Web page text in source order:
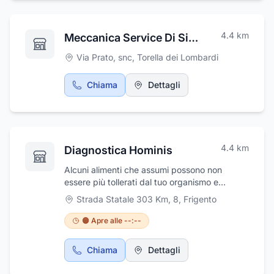
Meccanica Service Di Sicuranza Mosè Aci Global Soccorso Stradale 4.4 km
Via Prato, snc, Torella dei Lombardi
Chiama Dettagli
Diagnostica Hominis 4.4 km
Alcuni alimenti che assumi possono non
essere più tollerati dal tuo organismo e
causarti dei malesseri: mal di stomaco, cattiva
digestione, colon irritabile, stipsi/diarrea,
stanchezza cronica, affezioni cutanee,
cefalea, ecc. Diagnostica Hominis ti offre la
possibilità di poter scoprire e curare le tue
intolleranze alimentari. Se sei in sovrappeso o
Strada Statale 303 Km, 8, Frigento
🟠 Apre alle --:--
Chiama Dettagli